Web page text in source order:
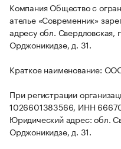
Компания Общество с
ателье «Современник»
адресу обл. Свердловская,
Орджоникидзе, д. 31.
Краткое наименование:
При регистрации
1026601383566, ИНН
Юридический адрес: обл.
Орджоникидзе, д. 31.